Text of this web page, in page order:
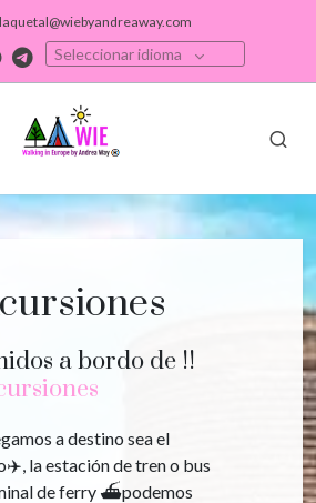
Seleccionar idioma
a bordo de !!
a destino sea el
la estación de tren o bus
de ferry ⛴️podemos